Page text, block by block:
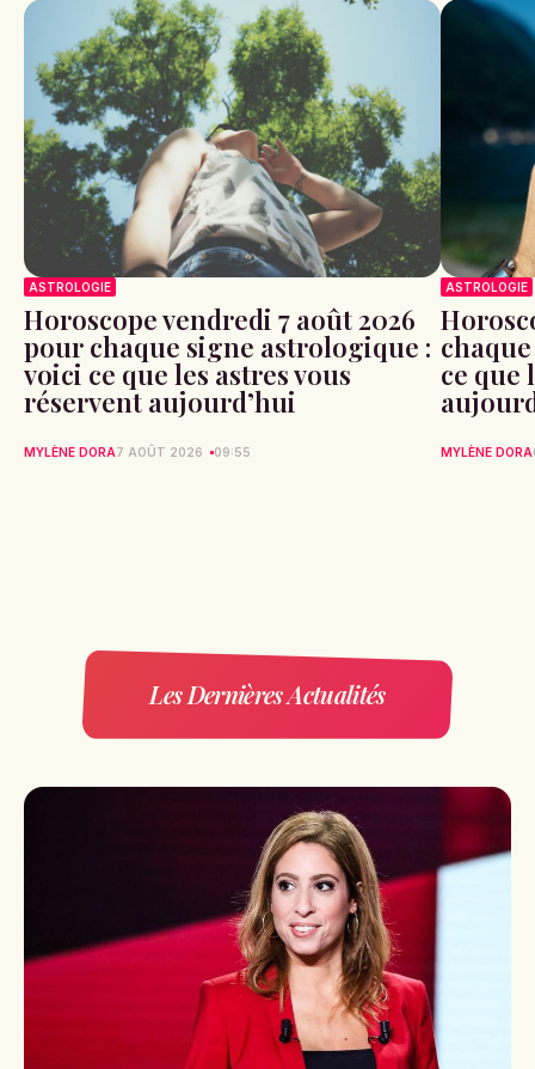
ASTROLOGIE
Horoscope vendredi 7 août 2026
pour chaque signe astrologique :
voici ce que les astres vous
réservent aujourd’hui
MYLÈNE DORA7 AOÛT 2026 09:55
ASTROLOGIE
ce que
MYLÈNE DORA
Les Dernières Actualités